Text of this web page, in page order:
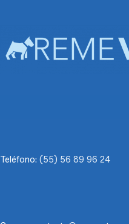
Teléfono: (55) 56 89 96 24